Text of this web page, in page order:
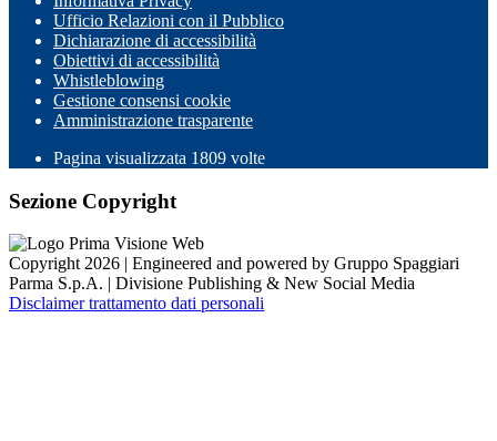
Ufficio Relazioni con il Pubblico
Dichiarazione di accessibilità
Obiettivi di accessibilità
Whistleblowing
Gestione consensi cookie
Amministrazione trasparente
Pagina visualizzata 1809 volte
Sezione Copyright
Copyright 2026 | Engineered and powered by Gruppo Spaggiari
Parma S.p.A. | Divisione Publishing & New Social Media
Disclaimer trattamento dati personali